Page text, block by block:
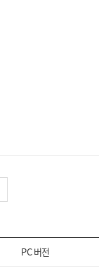
PC버전